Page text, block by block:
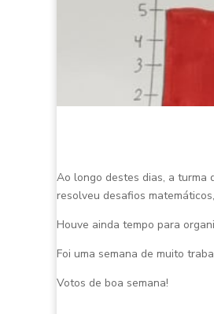
Ao longo destes dias, a turma
resolveu desafios
Houve ainda tempo para
Foi uma semana de muito
Votos de boa semana!